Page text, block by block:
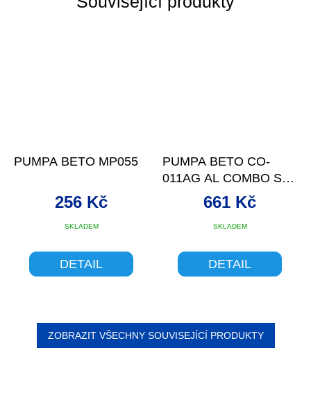
PUMPA BETO MP055
SKLADEM
256 Kč
DETAIL
PUMPA BETO CO-
011AG AL COMBO S
TLAKOMĚREM
SKLADEM
661 Kč
DETAIL
ZOBRAZIT VŠECHNY SOUVISEJÍCÍ PRODUKTY